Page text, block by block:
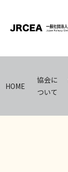
HOME
協会に
ついて